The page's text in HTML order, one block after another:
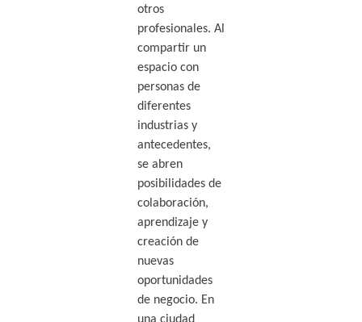
otros
profesionales. Al
compartir un
espacio con
personas de
diferentes
industrias y
antecedentes,
se abren
posibilidades de
colaboración,
aprendizaje y
creación de
nuevas
oportunidades
de negocio. En